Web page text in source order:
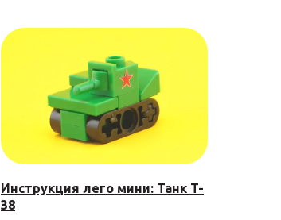
Инструкция лего мини: Танк T-
38